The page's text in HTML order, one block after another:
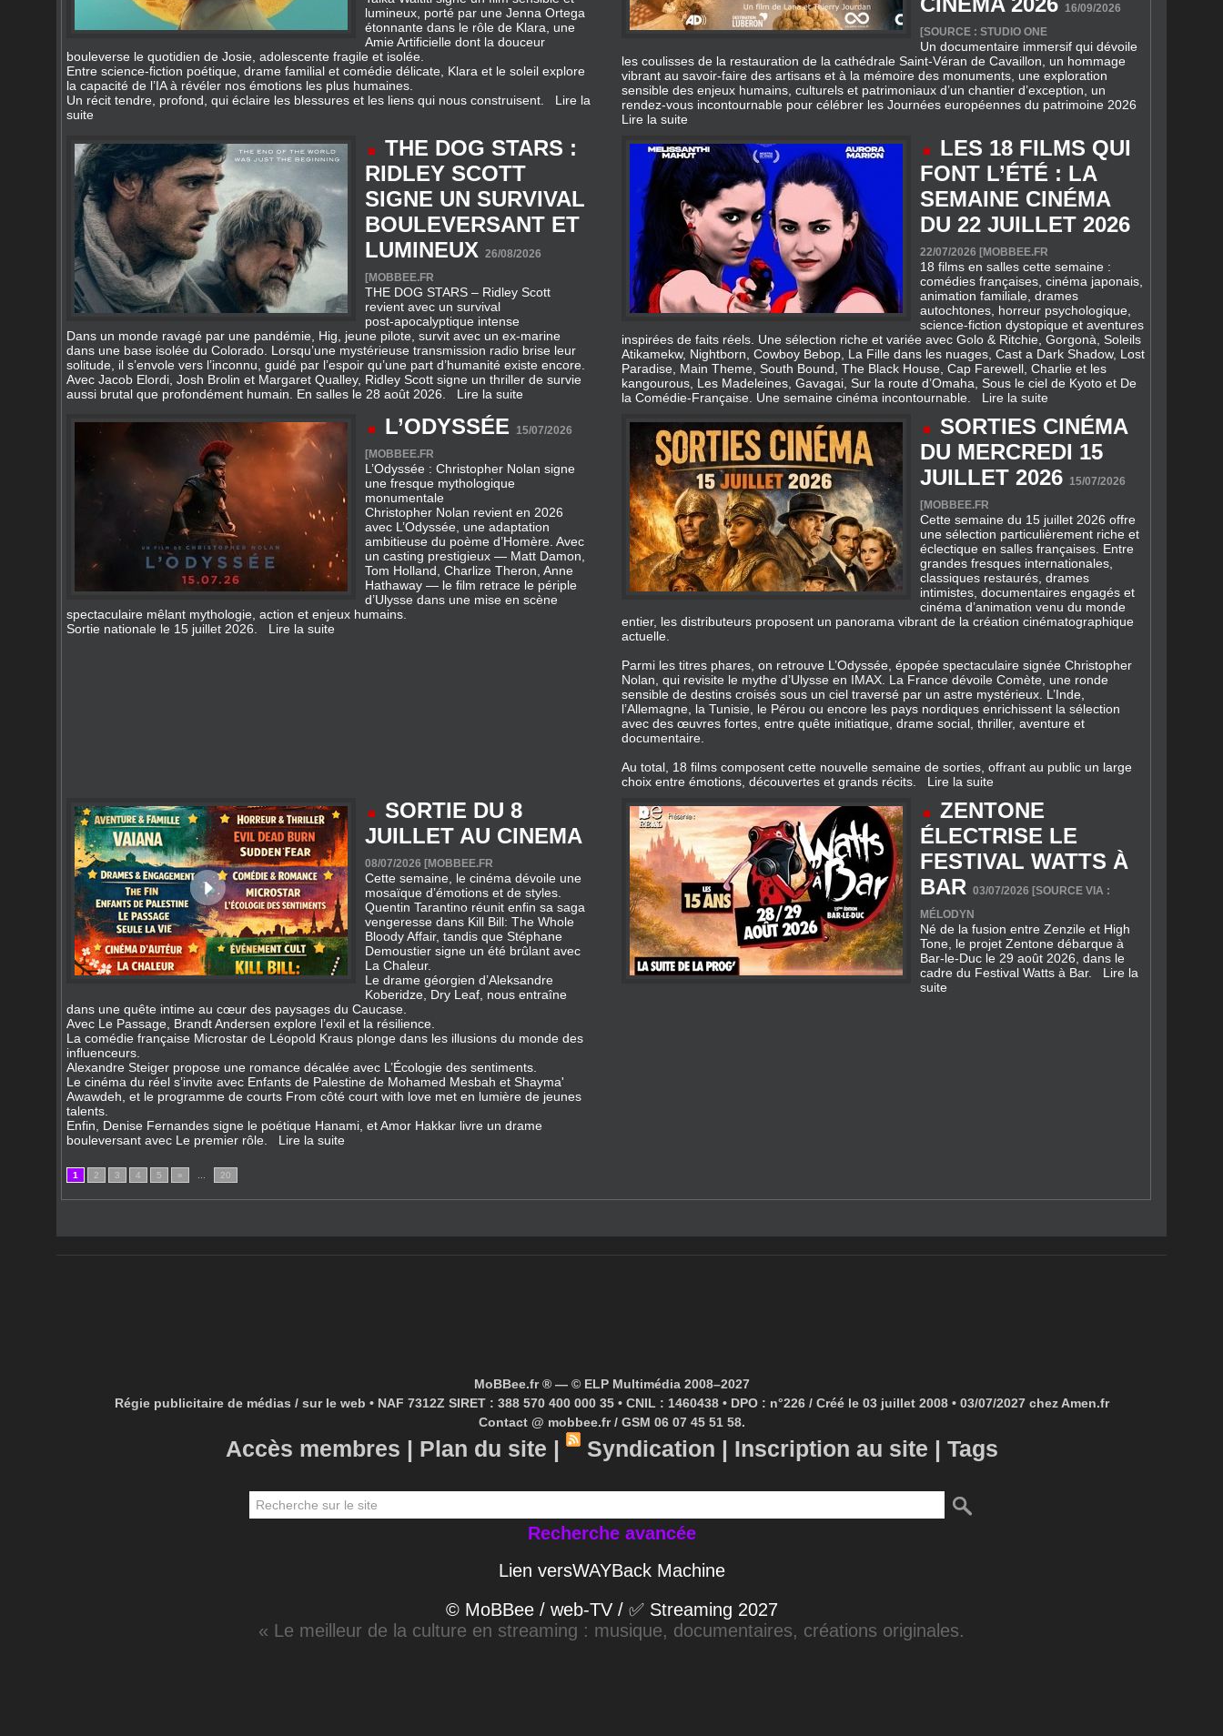
lumineux, porté par une Jenna Ortega
étonnante dans le rôle de Klara, une
Amie Artificielle dont la douceur
bouleverse le quotidien de Josie, adolescente fragile et isolée.
Entre science‑fiction poétique, drame familial et comédie délicate, Klara et le soleil explore
la capacité de l’IA à révéler nos émotions les plus humaines.
Un récit tendre, profond, qui éclaire les blessures et les liens qui nous construisent. Lire la
suite
16/09/2026
[SOURCE : STUDIO ONE
Un documentaire immersif qui dévoile
les coulisses de la restauration de la cathédrale Saint‑Véran de Cavaillon, un hommage
vibrant au savoir‑faire des artisans et à la mémoire des monuments, une exploration
sensible des enjeux humains, culturels et patrimoniaux d’un chantier d’exception, un
rendez‑vous incontournable pour célébrer les Journées européennes du patrimoine 2026
Lire la suite
THE DOG STARS :
RIDLEY SCOTT
SIGNE UN SURVIVAL
BOULEVERSANT ET
LUMINEUX 26/08/2026
[MOBBEE.FR
THE DOG STARS – Ridley Scott
revient avec un survival
post‑apocalyptique intense
Dans un monde ravagé par une pandémie, Hig, jeune pilote, survit avec un ex‑marine
dans une base isolée du Colorado. Lorsqu’une mystérieuse transmission radio brise leur
solitude, il s’envole vers l’inconnu, guidé par l’espoir qu’une part d’humanité existe encore.
Avec Jacob Elordi, Josh Brolin et Margaret Qualley, Ridley Scott signe un thriller de survie
aussi brutal que profondément humain. En salles le 28 août 2026. Lire la suite
LES 18 FILMS QUI
FONT L’ÉTÉ : LA
SEMAINE CINÉMA
DU 22 JUILLET 2026
22/07/2026 [MOBBEE.FR
18 films en salles cette semaine :
comédies françaises, cinéma japonais,
animation familiale, drames
autochtones, horreur psychologique,
science‑fiction dystopique et aventures
inspirées de faits réels. Une sélection riche et variée avec Golo & Ritchie, Gorgonà, Soleils
Atikamekw, Nightborn, Cowboy Bebop, La Fille dans les nuages, Cast a Dark Shadow, Lost
Paradise, Main Theme, South Bound, The Black House, Cap Farewell, Charlie et les
kangourous, Les Madeleines, Gavagai, Sur la route d’Omaha, Sous le ciel de Kyoto et De
la Comédie‑Française. Une semaine cinéma incontournable. Lire la suite
L’ODYSSÉE
15/07/2026
[MOBBEE.FR
L’Odyssée : Christopher Nolan signe
une fresque mythologique
monumentale
Christopher Nolan revient en 2026
avec L’Odyssée, une adaptation
ambitieuse du poème d’Homère. Avec
un casting prestigieux — Matt Damon,
Tom Holland, Charlize Theron, Anne
Hathaway — le film retrace le périple
d’Ulysse dans une mise en scène
spectaculaire mêlant mythologie, action et enjeux humains.
Sortie nationale le 15 juillet 2026. Lire la suite
SORTIES CINÉMA
DU MERCREDI 15
JUILLET 2026 15/07/2026
[MOBBEE.FR
Cette semaine du 15 juillet 2026 offre
une sélection particulièrement riche et
éclectique en salles françaises. Entre
grandes fresques internationales,
classiques restaurés, drames
intimistes, documentaires engagés et
cinéma d’animation venu du monde
entier, les distributeurs proposent un panorama vibrant de la création cinématographique
actuelle.
Parmi les titres phares, on retrouve L’Odyssée, épopée spectaculaire signée Christopher
Nolan, qui revisite le mythe d’Ulysse en IMAX. La France dévoile Comète, une ronde
sensible de destins croisés sous un ciel traversé par un astre mystérieux. L’Inde,
l’Allemagne, la Tunisie, le Pérou ou encore les pays nordiques enrichissent la sélection
avec des œuvres fortes, entre quête initiatique, drame social, thriller, aventure et
documentaire.
Au total, 18 films composent cette nouvelle semaine de sorties, offrant au public un large
choix entre émotions, découvertes et grands récits. Lire la suite
SORTIE DU 8
JUILLET AU CINEMA
08/07/2026 [MOBBEE.FR
Cette semaine, le cinéma dévoile une
mosaïque d’émotions et de styles.
Quentin Tarantino réunit enfin sa saga
vengeresse dans Kill Bill: The Whole
Bloody Affair, tandis que Stéphane
Demoustier signe un été brûlant avec
La Chaleur.
Le drame géorgien d’Aleksandre
Koberidze, Dry Leaf, nous entraîne
dans une quête intime au cœur des paysages du Caucase.
Avec Le Passage, Brandt Andersen explore l’exil et la résilience.
La comédie française Microstar de Léopold Kraus plonge dans les illusions du monde des
influenceurs.
Alexandre Steiger propose une romance décalée avec L’Écologie des sentiments.
Le cinéma du réel s’invite avec Enfants de Palestine de Mohamed Mesbah et Shayma'
Awawdeh, et le programme de courts From côté court with love met en lumière de jeunes
talents.
Enfin, Denise Fernandes signe le poétique Hanami, et Amor Hakkar livre un drame
bouleversant avec Le premier rôle. Lire la suite
ZENTONE
ÉLECTRISE LE
FESTIVAL WATTS À
BAR 03/07/2026 [SOURCE VIA :
MÉLODYN
Né de la fusion entre Zenzile et High
Tone, le projet Zentone débarque à
Bar‑le‑Duc le 29 août 2026, dans le
cadre du Festival Watts à Bar. Lire la
suite
1 2 3 4 5 » 20
MoBBee.fr ® — © ELP Multimédia 2008–2027
Régie publicitaire de médias / sur le web • NAF 7312Z SIRET : 388 570 400 000 35 • CNIL : 1460438 • DPO : n°226 / Créé le 03 juillet 2008 • 03/07/2027 chez Amen.fr
Contact @ mobbee.fr / GSM 06 07 45 51 58.
Accès membres | Plan du site | Syndication | Inscription au site | Tags
Recherche avancée
Lien versWAYBack Machine
© MoBBee / web-TV / ✅ Streaming 2027
« Le meilleur de la culture en streaming : musique, documentaires, créations originales.